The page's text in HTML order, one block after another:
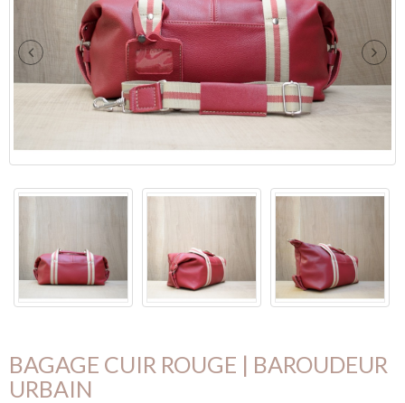
BAGAGE CUIR ROUGE | BAROUDEUR
URBAIN